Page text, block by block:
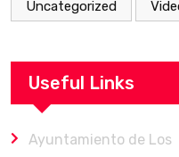
Uncategorized
Useful Links
Ayuntamiento de Los